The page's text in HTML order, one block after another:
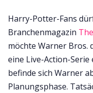
Harry-Potter-Fans
Branchenmagazin
möchte Warner Bros.
eine Live-Action-
befinde sich Warner
Planungsphase.